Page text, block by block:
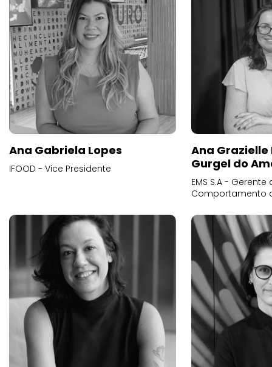
Ana Gabriela Lopes
IFOOD - Vice Presidente
Ana
Gurgel do
EMS S.A -
Comportamento